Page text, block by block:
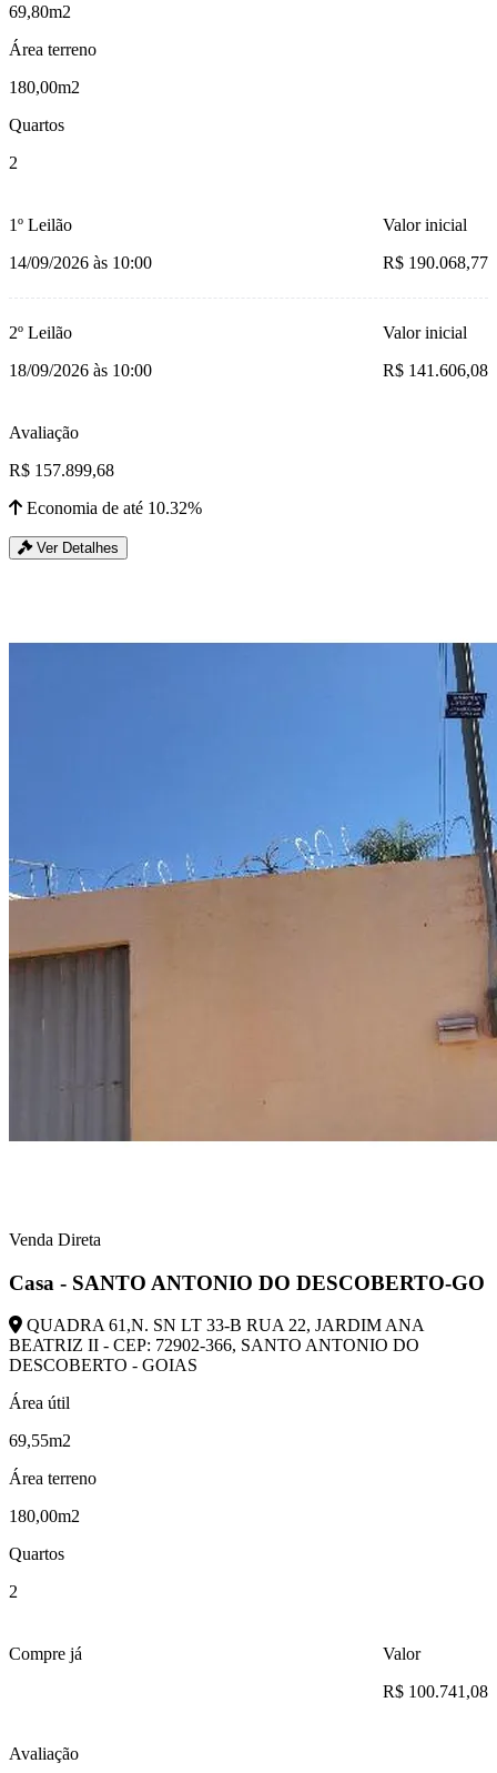
69,80m2
Área terreno
180,00m2
Quartos
2
1º Leilão
14/09/2026 às 10:00
Valor inicial
R$ 190.068,77
2º Leilão
18/09/2026 às 10:00
Valor inicial
R$ 141.606,08
Avaliação
R$ 157.899,68
Economia de até 10.32%
Ver Detalhes
Venda Direta
Casa - SANTO ANTONIO DO DESCOBERTO-GO
QUADRA 61,N. SN LT 33-B RUA 22, JARDIM ANA
BEATRIZ II - CEP: 72902-366, SANTO ANTONIO DO
DESCOBERTO - GOIAS
Área útil
69,55m2
Área terreno
180,00m2
Quartos
2
Compre já
Valor
R$ 100.741,08
Avaliação